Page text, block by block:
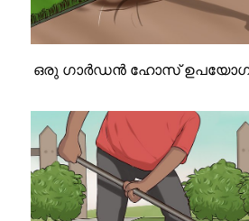
ഒരു ഗാർഡൻ ഹോസ്